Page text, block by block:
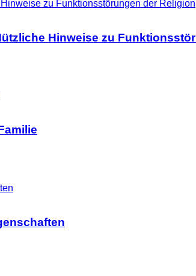
Hinweise zu